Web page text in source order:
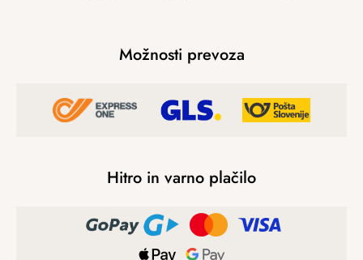
Možnosti prevoza
Hitro in varno plačilo